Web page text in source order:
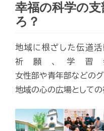
幸福の科学の
ろ？
地域に根ざした伝道活
祈願、学習
女性部や青年部などの
地域の心の広場として